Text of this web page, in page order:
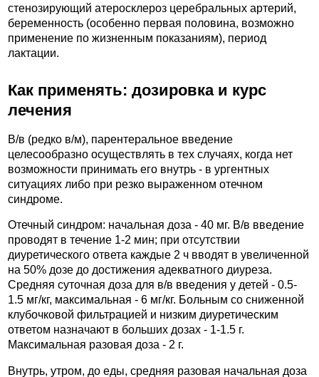
стенозирующий атеросклероз церебральных артерий,
беременность (особенно первая половина, возможно
применение по жизненным показаниям), период
лактации.
Как применять: дозировка и курс
лечения
В/в (редко в/м), парентеральное введение
целесообразно осуществлять в тех случаях, когда нет
возможности принимать его внутрь - в ургентных
ситуациях либо при резко выраженном отечном
синдроме.
Отечный синдром: начальная доза - 40 мг. В/в введение
проводят в течение 1-2 мин; при отсутствии
диуретического ответа каждые 2 ч вводят в увеличенной
на 50% дозе до достижения адекватного диуреза.
Средняя суточная доза для в/в введения у детей - 0.5-
1.5 мг/кг, максимальная - 6 мг/кг. Больным со сниженной
клубочковой фильтрацией и низким диуретическим
ответом назначают в больших дозах - 1-1.5 г.
Максимальная разовая доза - 2 г.
Внутрь, утром, до еды, средняя разовая начальная доза